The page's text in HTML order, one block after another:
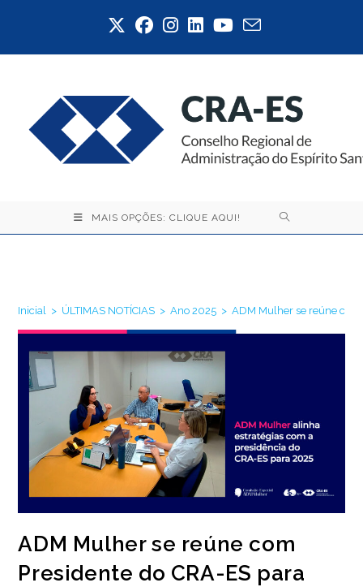
MAIS OPÇÕES: CLIQUE AQUI!
Inicial > ÚLTIMAS NOTÍCIAS > Ano 2025 > ADM Mulher se reúne
ADM Mulher se reúne com
Presidente do CRA-ES para